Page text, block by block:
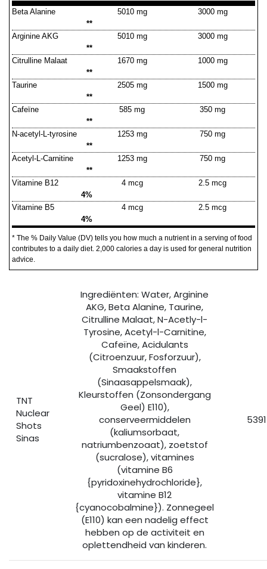
Beta Alanine
5010 mg
3000 mg
**
Arginine AKG
5010 mg
3000 mg
**
Citrulline Malaat
1670 mg
1000 mg
**
Taurine
2505 mg
1500 mg
**
Cafeïne
585 mg
350 mg
**
N-acetyl-L-tyrosine
1253 mg
750 mg
**
Acetyl-L-Carnitine
1253 mg
750 mg
**
Vitamine B12
4 mcg
2.5 mcg
4%
Vitamine B5
4 mcg
2.5 mcg
4%
* The % Daily Value (DV) tells you how much a nutrient in a serving of food
contributes to a daily diet. 2,000 calories a day is used for general nutrition
advice.
TNT
Nuclear
Shots
Sinas
Ingrediënten: Water, Arginine
AKG, Beta Alanine, Taurine,
Citrulline Malaat, N-Acetly-l-
Tyrosine, Acetyl-l-Carnitine,
Cafeïne, Acidulants
(Citroenzuur, Fosforzuur),
Smaakstoffen
(Sinaasappelsmaak),
Kleurstoffen (Zonsondergang
Geel) E110),
conserveermiddelen
(kaliumsorbaat,
natriumbenzoaat), zoetstof
(sucralose), vitamines
(vitamine B6
{pyridoxinehydrochloride},
vitamine B12
{cyanocobalmine}). Zonnegeel
(E110) kan een nadelig effect
hebben op de activiteit en
oplettendheid van kinderen.